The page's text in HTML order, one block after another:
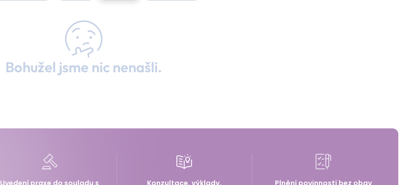
Bohužel jsme nic nenašli.
Uvedení praxe do souladu s
Konzultace, výklady,
Plnění povinností bez obav